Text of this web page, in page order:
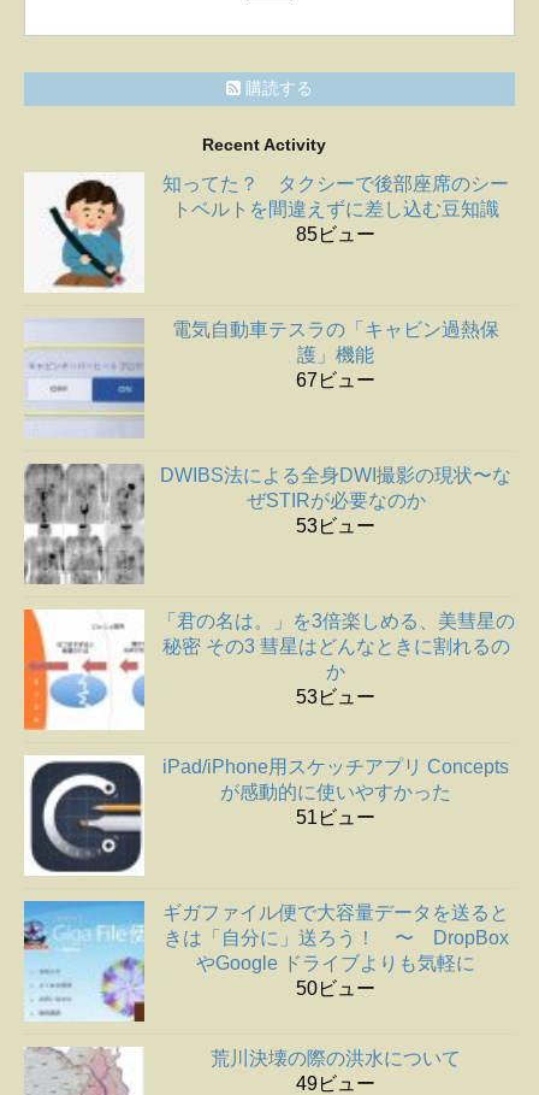
購読する
Recent Activity
知ってた？ タクシーで後部座席のシー
トベルトを間違えずに差し込む豆知識
85ビュー
電気自動車テスラの「キャビン過熱保
護」機能
67ビュー
DWIBS法による全身DWI撮影の現状〜な
ぜSTIRが必要なのか
53ビュー
「君の名は。」を3倍楽しめる、美彗星の
秘密 その3 彗星はどんなときに割れるの
か
53ビュー
iPad/iPhone用スケッチアプリ Concepts
が感動的に使いやすかった
51ビュー
ギガファイル便で大容量データを送ると
きは「自分に」送ろう！ 〜 DropBox
やGoogle ドライブよりも気軽に
50ビュー
荒川決壊の際の洪水について
49ビュー